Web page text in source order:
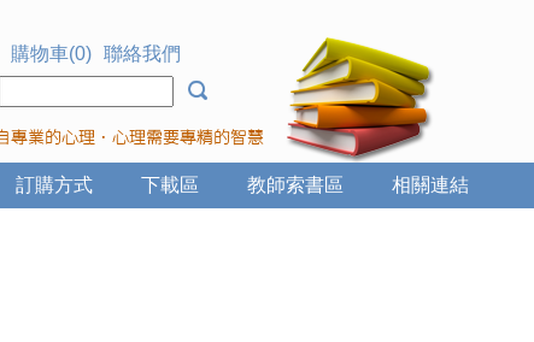
購物車(0) 聯絡我們
相關連結
教師索書區
下載區
訂購方式